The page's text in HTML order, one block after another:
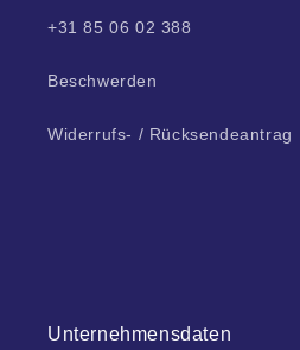
+31 85 06 02 388
Beschwerden
Widerrufs- / Rücksendeantrag
Unternehmensdaten